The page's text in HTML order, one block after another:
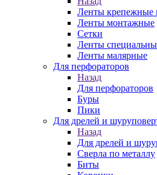
Ленты крепежные
Ленты монтажные
Сетки
Ленты
Ленты малярные
Для перфораторов
Назад
Для перфораторов
Буры
Пики
Для дрелей и
Назад
Для дрелей и
Сверла по металлу
Биты